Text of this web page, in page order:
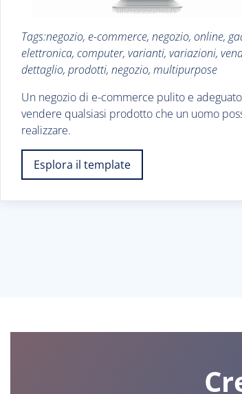
Tags:negozio, e-commerce, negozio, online,
elettronica, computer, varianti, variazioni,
dettaglio, prodotti, negozio, multipurpose
Un negozio di e-commerce pulito e
vendere qualsiasi prodotto che un uomo
realizzare.
Esplora il template